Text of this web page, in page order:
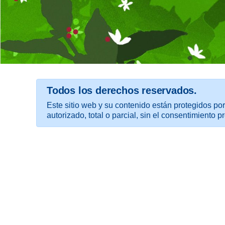
Todos los derechos reservados.
Este sitio web y su contenido están protegidos
autorizado, total o parcial, sin el consentimiento